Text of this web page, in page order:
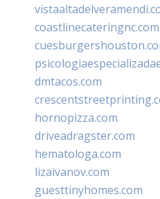
coastlinecateringnc.com
dmtacos.com
hornopizza.com
driveadragster.com
hematologa.com
lizaivanov.com
guesttinyhomes.com